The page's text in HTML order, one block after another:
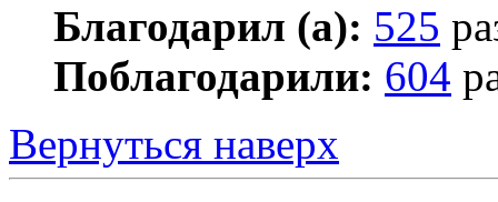
Благодарил (а): 525
Поблагодарили: 604
Вернуться наверх